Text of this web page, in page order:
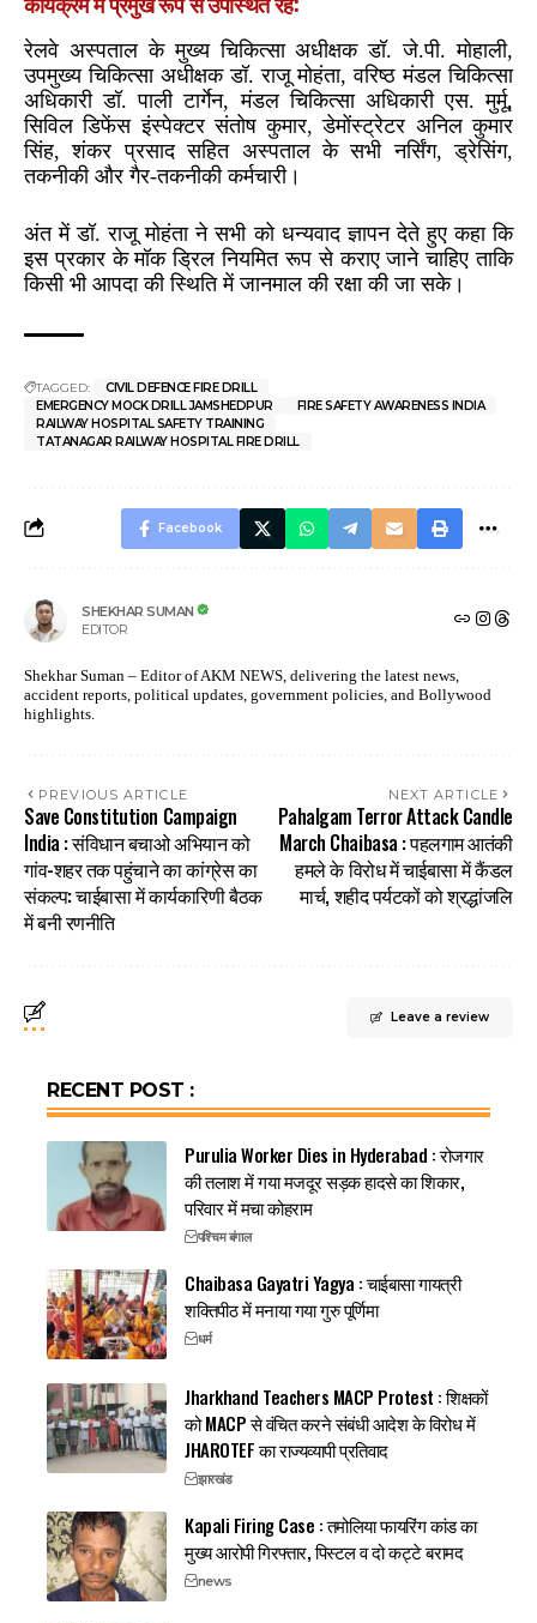
रेलवे अस्पताल के मुख्य चिकित्सा अधीक्षक डॉ. जे.पी. मोहाली,
उपमुख्य चिकित्सा अधीक्षक डॉ. राजू मोहंता, वरिष्ठ मंडल चिकित्सा
अधिकारी डॉ. पाली टार्गेन, मंडल चिकित्सा अधिकारी एस. मुर्मू,
सिविल डिफेंस इंस्पेक्टर संतोष कुमार, डेमोंस्ट्रेटर अनिल कुमार
सिंह, शंकर प्रसाद सहित अस्पताल के सभी नर्सिंग, ड्रेसिंग,
तकनीकी और गैर-तकनीकी कर्मचारी।
अंत में डॉ. राजू मोहंता ने सभी को धन्यवाद ज्ञापन देते हुए कहा कि
इस प्रकार के मॉक ड्रिल नियमित रूप से कराए जाने चाहिए ताकि
किसी भी आपदा की स्थिति में जानमाल की रक्षा की जा सके।
TAGGED:
CIVIL DEFENCE FIRE DRILL
EMERGENCY MOCK DRILL JAMSHEDPUR
FIRE SAFETY AWARENESS INDIA
RAILWAY HOSPITAL SAFETY TRAINING
TATANAGAR RAILWAY HOSPITAL FIRE DRILL
Facebook
SHEKHAR SUMAN
EDITOR
Shekhar Suman – Editor of AKM NEWS, delivering the latest news,
accident reports, political updates, government policies, and Bollywood
highlights.
PREVIOUS ARTICLE
Save Constitution Campaign
India : संविधान बचाओ अभियान को
गांव-शहर तक पहुंचाने का कांग्रेस का
संकल्प: चाईबासा में कार्यकारिणी बैठक
में बनी रणनीति
NEXT ARTICLE
Pahalgam Terror Attack Candle
March Chaibasa : पहलगाम आतंकी
हमले के विरोध में चाईबासा में कैंडल
मार्च, शहीद पर्यटकों को श्रद्धांजलि
Leave a review
RECENT POST :
Purulia Worker Dies in Hyderabad : रोजगार
की तलाश में गया मजदूर सड़क हादसे का शिकार,
परिवार में मचा कोहराम
पश्चिम बंगाल
Chaibasa Gayatri Yagya : चाईबासा गायत्री
शक्तिपीठ में मनाया गया गुरु पूर्णिमा
धर्म
Jharkhand Teachers MACP Protest : शिक्षकों
को MACP से वंचित करने संबंधी आदेश के विरोध में
JHAROTEF का राज्यव्यापी प्रतिवाद
झारखंड
Kapali Firing Case : तमोलिया फायरिंग कांड का
मुख्य आरोपी गिरफ्तार, पिस्टल व दो कट्टे बरामद
news